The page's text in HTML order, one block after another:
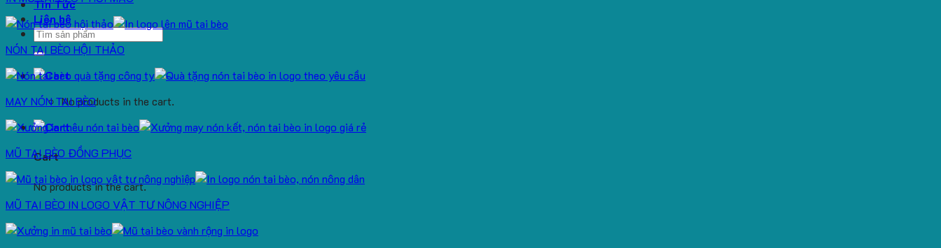
Tin Tức
Liên hệ
Search
for:
No products in the cart.
Cart
No products in the cart.
NÓN TAI BÈO HỘI THẢO
MAY NÓN TAI BÈO
MŨ TAI BÈO ĐỒNG PHỤC
MŨ TAI BÈO IN LOGO VẬT TƯ NÔNG NGHIỆP